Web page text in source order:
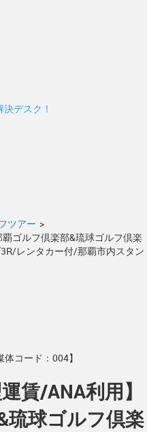
デスク！
ツアー >
ゴルフ倶楽部&琉球ゴルフ倶楽
レンタカー付/那覇市内スタン
コード：004】
賃/ANA利用】
琉球ゴルフ倶楽